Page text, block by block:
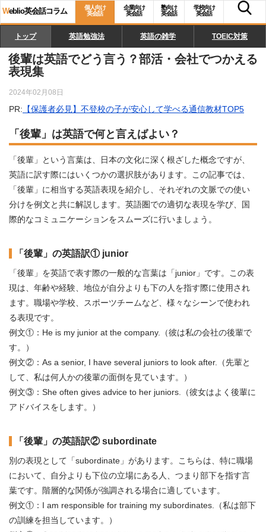
Weblio英会話コラム
個人向け
英会話
企業向け
英会話
塾向け
英会話
学校向け
英会話
トップ 英語勉強法 英語の雑学 TOEIC対策
後輩は英語でどう言う？部活・会社でつかえる
表現集
2024年02月08日
PR: 【保護者必見】不登校の子が安心して学べる通信教材TOP5
「後輩」は英語で何と言えばよい？
「後輩」という言葉は、日本の文化に深く根ざした概念ですが、
英語に訳す際にはいくつかの選択肢があります。この記事では、
「後輩」に相当する英語表現を紹介し、それぞれの文脈での使い
分けを例文と共に解説します。英語圏での適切な表現を学び、国
際的なコミュニケーションをスムーズに行いましょう。
「後輩」の英語訳① junior
「後輩」を英語で表す際の一般的な言葉は「junior」です。この表
現は、年齢や経験、地位が自分よりも下の人を指す際に使用され
ます。職場や学校、スポーツチームなど、様々なシーンで使われ
る表現です。
例文①：He is my junior at the company.（彼は私の会社の後輩で
す。）
例文②：As a senior, I have several juniors to look after.（先輩と
して、私は何人かの後輩の面倒を見ています。）
例文③：She often gives advice to her juniors.（彼女はよく後輩に
アドバイスをします。）
「後輩」の英語訳② subordinate
別の表現として「subordinate」があります。こちらは、特に職場
において、自分よりも下位の立場にある人、つまり部下を指す言
葉です。階層的な関係が強調される場合に適しています。
例文①：I am responsible for training my subordinates.（私は部下
の訓練を担当しています。）